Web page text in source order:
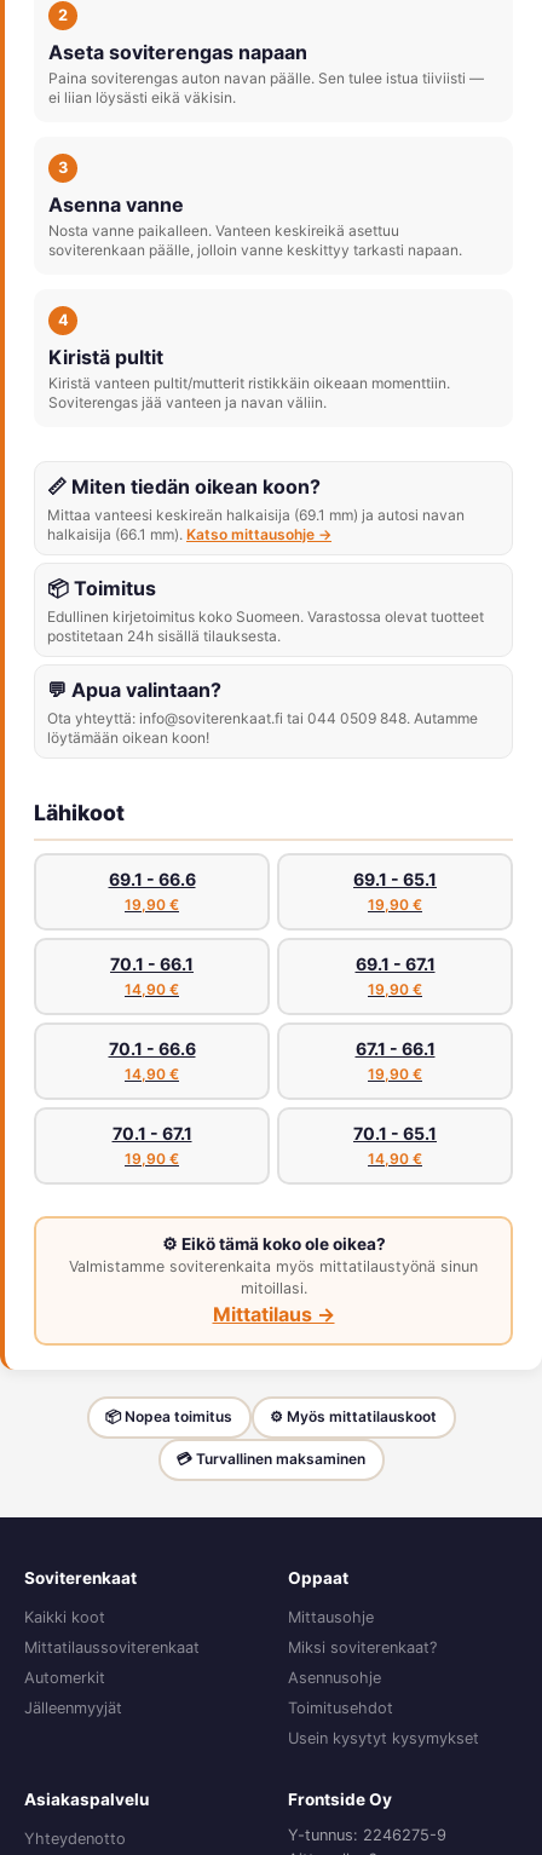
2
Aseta soviterengas napaan
Paina soviterengas auton navan päälle. Sen tulee istua tiiviisti —
ei liian löysästi eikä väkisin.
3
Asenna vanne
Nosta vanne paikalleen. Vanteen keskireikä asettuu
soviterenkaan päälle, jolloin vanne keskittyy tarkasti napaan.
4
Kiristä pultit
Kiristä vanteen pultit/mutterit ristikkäin oikeaan momenttiin.
Soviterengas jää vanteen ja navan väliin.
📏 Miten tiedän oikean koon?
Mittaa vanteesi keskireän halkaisija (69.1 mm) ja autosi navan
halkaisija (66.1 mm). Katso mittausohje →
📦 Toimitus
Edullinen kirjetoimitus koko Suomeen. Varastossa olevat tuotteet
postitetaan 24h sisällä tilauksesta.
💬 Apua valintaan?
Ota yhteyttä: info@soviterenkaat.fi tai 044 0509 848. Autamme
löytämään oikean koon!
Lähikoot
69.1 - 66.6
19,90 €
69.1 - 65.1
19,90 €
70.1 - 66.1
14,90 €
69.1 - 67.1
19,90 €
70.1 - 66.6
14,90 €
67.1 - 66.1
19,90 €
70.1 - 67.1
19,90 €
70.1 - 65.1
14,90 €
⚙️ Eikö tämä koko ole oikea?
Valmistamme soviterenkaita myös mittatilaustyönä sinun
mitoillasi.
Mittatilaus →
📦 Nopea toimitus ⚙️ Myös mittatilauskoot
💳 Turvallinen maksaminen
Soviterenkaat
Kaikki koot
Mittatilaussoviterenkaat
Automerkit
Jälleenmyyjät
Oppaat
Mittausohje
Miksi soviterenkaat?
Asennusohje
Toimitusehdot
Usein kysytyt kysymykset
Asiakaspalvelu
Yhteydenotto
Frontside Oy
Y-tunnus: 2246275-9